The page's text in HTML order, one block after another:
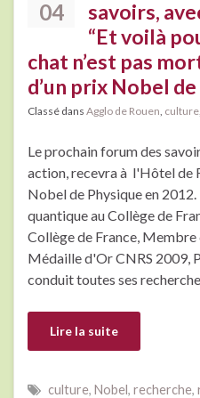
04
savoirs,
“Et voilà
chat n’est pas
d’un prix Nobel
Classé dans Agglo de Rouen culture
Le prochain forum des
action, recevra à l'Hôtel de
Nobel de Physique en
quantique au Collège de
Collège de France, Membre
Médaille d'Or CNRS 2009,
conduit toutes ses
Lire la suite
culture, Nobel, recherche,